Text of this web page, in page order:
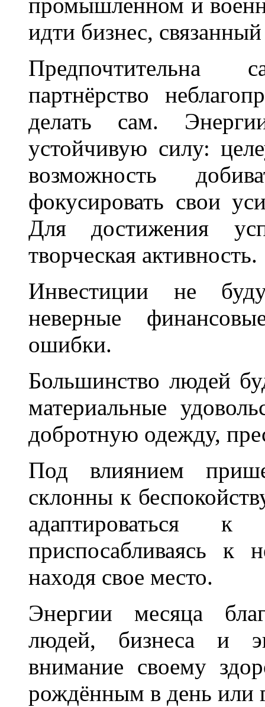
промышленном и
идти бизнес,
Предпочтительна
партнёрство
делать сам.
устойчивую силу:
возможность
фокусировать свои
Для достижения
творческая активность.
Инвестиции не
неверные
ошибки.
Большинство людей
материальные
добротную одежду,
Под влиянием
склонны к
адаптироваться к
приспосабливаясь к
находя свое место.
Энергии месяца
людей, бизнеса и
внимание своему
рождённым в день или